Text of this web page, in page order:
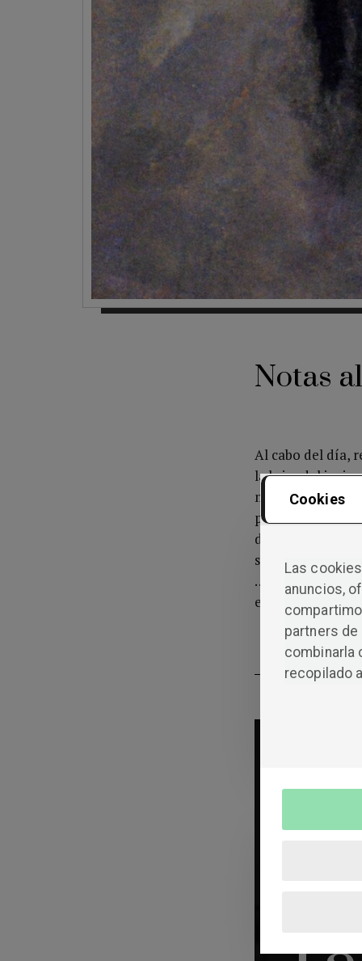
Notas
Al cabo del día,
la brisa del
manto repujado
para hallar las
de su cuarto…
soledad es el
… Tranquilo,
el camino hacia
Cookies
Las
anuncios,
partners
combinarla
recopilado